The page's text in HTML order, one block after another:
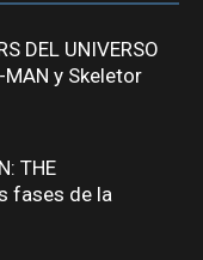
DEL UNIVERSO
y Skeletor
THE
fases de la